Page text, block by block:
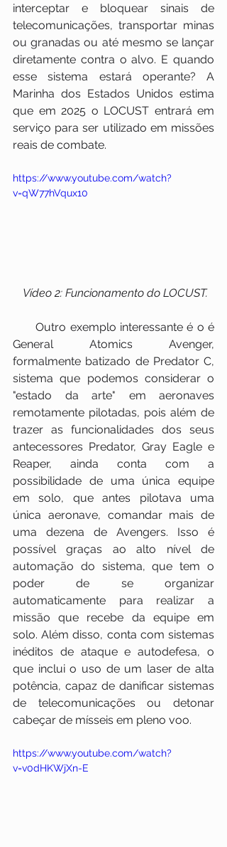
interceptar e bloquear sinais de
telecomunicações, transportar minas
ou granadas ou até mesmo se lançar
diretamente contra o alvo. E quando
esse sistema estará operante? A
Marinha dos Estados Unidos estima
que em 2025 o LOCUST entrará em
serviço para ser utilizado em missões
reais de combate.
https://www.youtube.com/watch?
v=qW77hVqux10
Vídeo 2: Funcionamento do LOCUST.
      Outro exemplo interessante é o é
General Atomics Avenger,
formalmente batizado de Predator C,
sistema que podemos considerar o
"estado da arte" em aeronaves
remotamente pilotadas, pois além de
trazer as funcionalidades dos seus
antecessores Predator, Gray Eagle e
Reaper, ainda conta com a
possibilidade de uma única equipe
em solo, que antes pilotava uma
única aeronave, comandar mais de
uma dezena de Avengers. Isso é
possível graças ao alto nível de
automação do sistema, que tem o
poder de se organizar
automaticamente para realizar a
missão que recebe da equipe em
solo. Além disso, conta com sistemas
inéditos de ataque e autodefesa, o
que inclui o uso de um laser de alta
potência, capaz de danificar sistemas
de telecomunicações ou detonar
cabeçar de mísseis em pleno voo.
https://www.youtube.com/watch?
v=v0dHKWjXn-E